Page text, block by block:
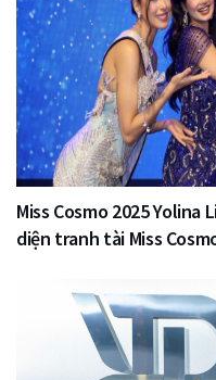
Miss Cosmo 2025
diện tranh tài Miss